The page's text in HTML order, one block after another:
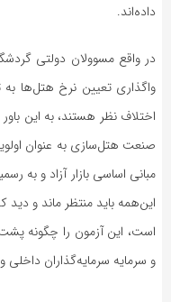
داده‌اند.
در واقع مسوولان دولتی
واگذاری تعیین نرخ هتل‌ها
اختلاف نظر هستند، به این
صنعت هتل‌سازی به عنوان
مبانی اساسی بازار آزاد و
این‌همه باید منتظر ماند و
است، این آزمون را چگونه
و سرمایه سرمایه‌گذاران